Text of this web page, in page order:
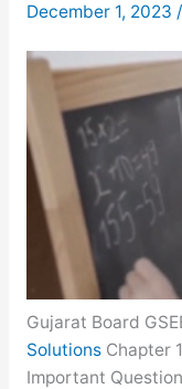
December 1, 2023
Gujarat Board
SolutionsChapter
Important